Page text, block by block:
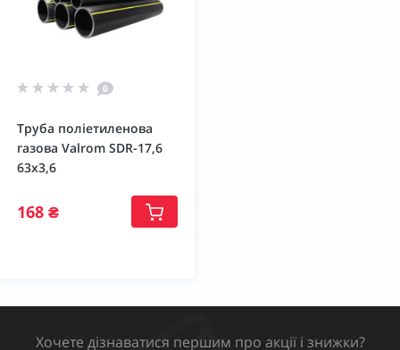
0
Труба поліетиленова
газова Valrom SDR-17,6
63х3,6
168 ₴
Хочете дізнаватися першим про акції і знижки?